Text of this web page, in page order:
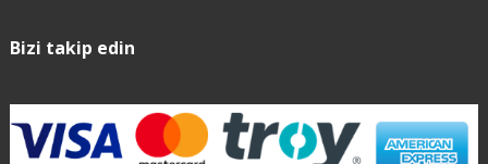
Bizi takip edin